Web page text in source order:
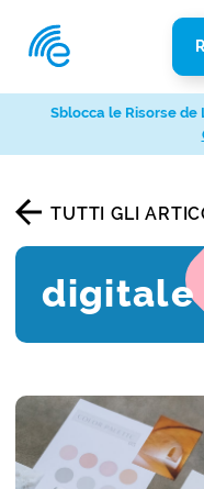
TUTTI GLI
digitale
Sblocca le Risorse de